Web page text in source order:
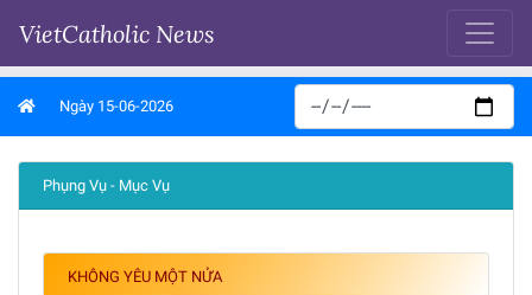
VietCatholic News
Ngày 15-06-2026
Phụng Vụ - Mục Vụ
KHÔNG YÊU MỘT NỬA